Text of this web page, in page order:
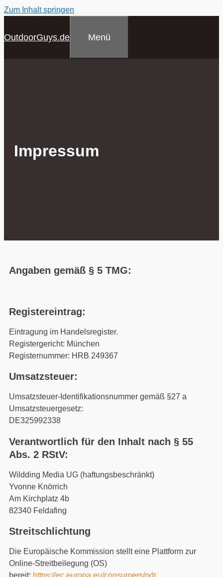
Zum Inhalt springen
OutdoorGuys.de Menü
Impressum
Angaben gemäß § 5 TMG:
Registereintrag:
Eintragung im Handelsregister.
Registergericht: München
Registernummer: HRB 249367
Umsatzsteuer:
Umsatzsteuer-Identifikationsnummer gemäß §27 a
Umsatzsteuergesetz:
DE325992338
Verantwortlich für den Inhalt nach § 55
Abs. 2 RStV:
Wildding Media UG (haftungsbeschränkt)
Yvonne Knörrich
Am Kirchplatz 4b
82340 Feldafing
Streitschlichtung
Die Europäische Kommission stellt eine Plattform zur
Online-Streitbeilegung (OS)